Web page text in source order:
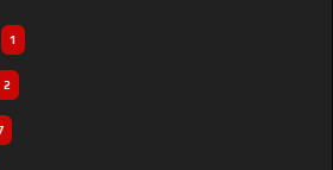
1
2